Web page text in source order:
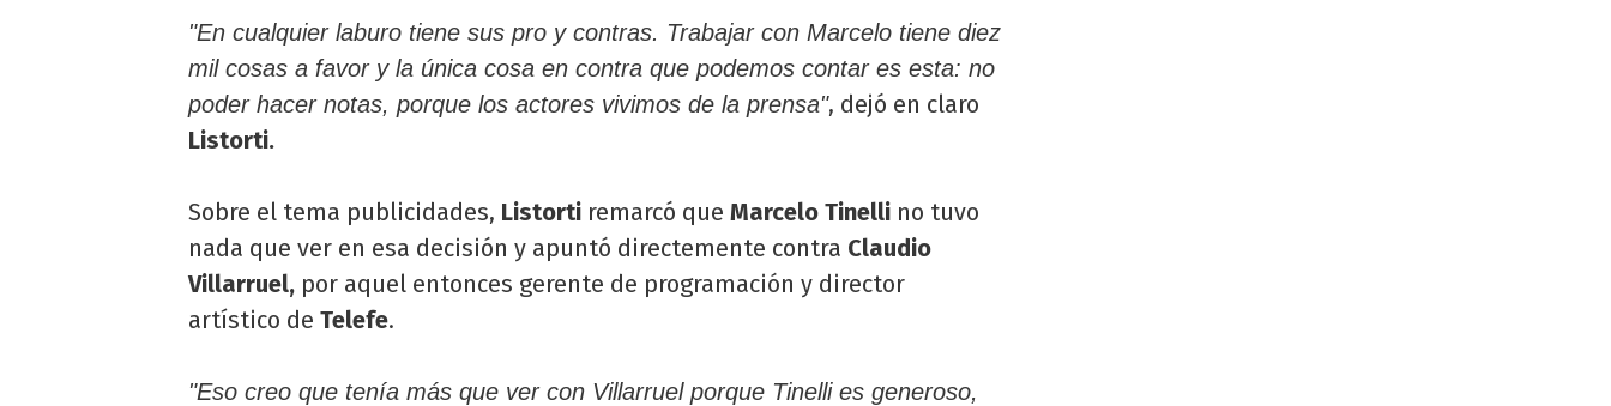
"En cualquier laburo tiene sus pro y contras. Trabajar con Marcelo tiene diez
mil cosas a favor y la única cosa en contra que podemos contar es esta: no
poder hacer notas, porque los actores vivimos de la prensa", dejó en claro
Listorti.
Sobre el tema publicidades, Listorti remarcó que Marcelo Tinelli no tuvo
nada que ver en esa decisión y apuntó directemente contra Claudio
Villarruel, por aquel entonces gerente de programación y director
artístico de Telefe.
"Eso creo que tenía más que ver con Villarruel porque Tinelli es generoso,